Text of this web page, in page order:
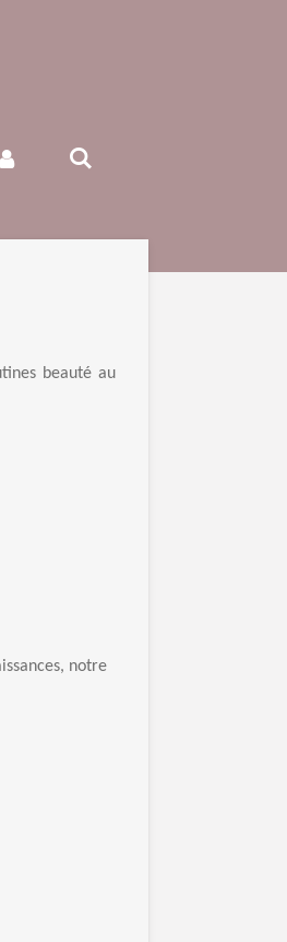
beauté au
notre